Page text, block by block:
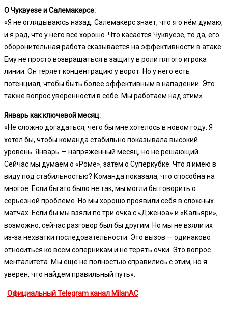
О Чуквуезе и Салемакерсе:
«Я не оглядываюсь назад. Салемакерс знает, что я о нём думаю,
и я рад, что у него всё хорошо. Что касается Чуквуезе, то да, его
оборонительная работа сказывается на эффективности в атаке.
Ему не просто возвращаться в защиту в роли пятого игрока
линии. Он теряет концентрацию у ворот. Но у него есть
потенциал, чтобы быть более эффективным в нападении. Это
также вопрос уверенности в себе. Мы работаем над этим».
Январь как ключевой месяц:
«Не сложно догадаться, чего бы мне хотелось в новом году. Я
хотел бы, чтобы команда стабильно показывала высокий
уровень. Январь — напряжённый месяц, но не решающий.
Сейчас мы думаем о «Роме», затем о Суперкубке. Что я имею в
виду под стабильностью? Команда показала, что способна на
многое. Если бы это было не так, мы могли бы говорить о
серьёзной проблеме. Но мы хорошо проявили себя в сложных
матчах. Если бы мы взяли по три очка с «Дженоа» и «Кальяри»,
возможно, сейчас разговор был бы другим. Но мы не взяли их
из-за нехватки последовательности. Это вызов — одинаково
относиться ко всем соперникам и не терять очки. Это вопрос
менталитета. Мы ещё не полностью справились с этим, но я
уверен, что найдём правильный путь».
Официальный Telegram канал MilanAC